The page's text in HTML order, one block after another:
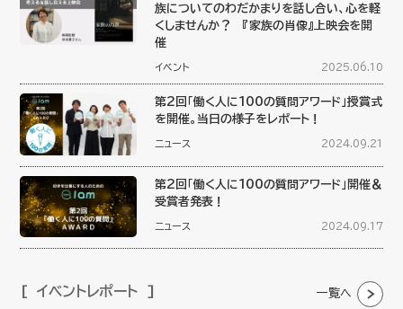
族についてのわだかまりを話し合い、心を軽
くしませんか？ 『家族の肖像』上映会を開
催
イベント 2025.06.10
第2回「働く人に100の質問アワード」授賞式
を開催。当日の様子をレポート！
ニュース 2024.09.21
第2回「働く人に100の質問アワード」開催＆
受賞者発表！
ニュース 2024.09.17
イベントレポート 一覧へ